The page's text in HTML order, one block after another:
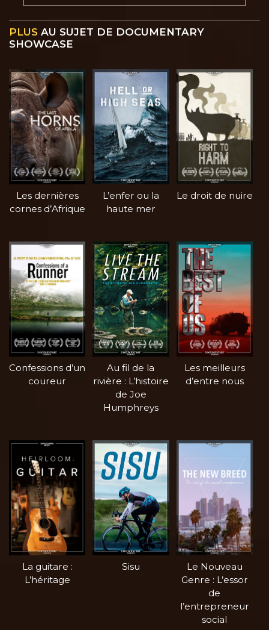
PLUS AU SUJET DE DOCUMENTARY
SHOWCASE
Les dernières
cornes d’Afrique
L’enfer ou la
haute mer
Le droit de nuire
Confessions d’un
coureur
Au fil de la
rivière : L’histoire
de Joe
Humphreys
Les meilleurs
d’entre nous
La guitare :
L’héritage
Sisu
Le Nouveau
Genre : L’essor
de
l’entrepreneur
social